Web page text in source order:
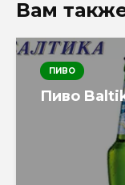
Вам
ПИВО
Пиво